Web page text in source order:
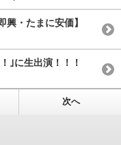
興・たまに安価】
｣に生出演！！！
次へ